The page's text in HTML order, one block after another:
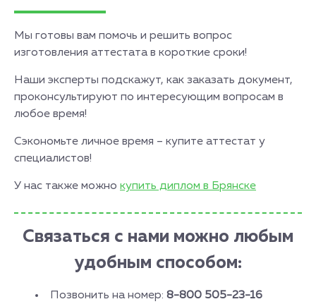
Мы готовы вам помочь и решить вопрос
изготовления аттестата в короткие сроки!
Наши эксперты подскажут, как заказать документ,
проконсультируют по интересующим вопросам в
любое время!
Сэкономьте личное время – купите аттестат у
специалистов!
У нас также можно купить диплом в Брянске
Связаться с нами можно любым
удобным способом:
Позвонить на номер: 8-800 505-23-16